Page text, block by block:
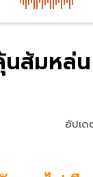
นส้มหล่น
อัปเ